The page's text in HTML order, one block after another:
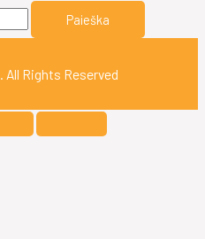
. All Rights Reserved